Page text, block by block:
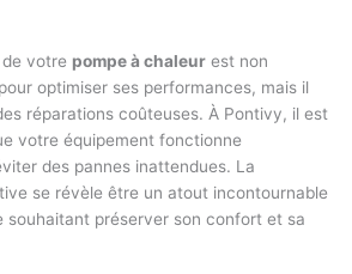
votre pompe à chaleur est non
optimiser ses performances, mais il
réparations coûteuses. À Pontivy, il est
votre équipement fonctionne
des pannes inattendues. La
se révèle être un atout incontournable
souhaitant préserver son confort et sa